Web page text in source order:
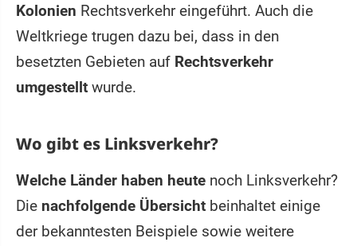
Kolonien Rechtsverkehr eingeführt. Auch die
Weltkriege trugen dazu bei, dass in den
besetzten Gebieten auf Rechtsverkehr
umgestellt wurde.
Wo gibt es Linksverkehr?
Welche Länder haben heute noch Linksverkehr?
Die nachfolgende Übersicht beinhaltet einige
der bekanntesten Beispiele sowie weitere